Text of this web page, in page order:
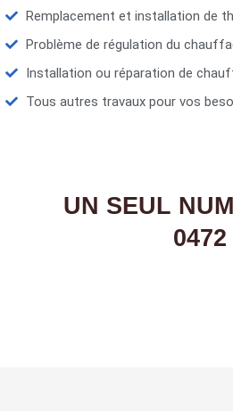
Remplacement et installation de
Problème de régulation du
Installation ou réparation de
Tous autres travaux pour vos
UN SEUL